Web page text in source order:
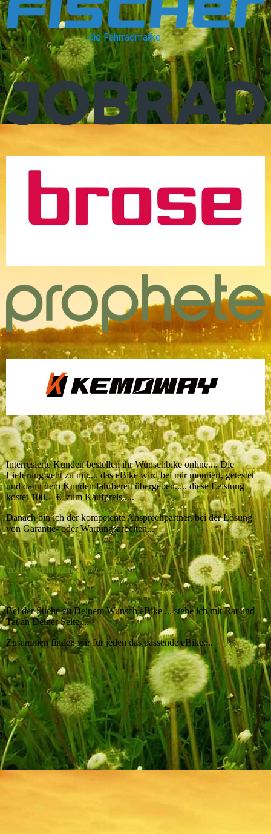
die Fahrradmarke
Interresierte Kunden bestellen ihr Wunschbike online.... Die
Lieferung geht zu mir.... das eBike wird bei mir montiert, getestet
und dann dem Kunden fahrbereit übergeben..... diese Leistung
kostet 100,-- € zum Kaufpreis.....
Danach bin ich der kompetente Ansprechpartner, bei der Lösung
von Garantie- oder Wartungsarbeiten...
WhatsApp: 0157 53332290 oder
mail: harald-albrecht@t-online.de
Bei der Suche zu Deinem Wunsch eBike ... stehe ich mit Rat und
Tat an Deiner Seite....
Zusammen finden wir für jeden das passende eBike....